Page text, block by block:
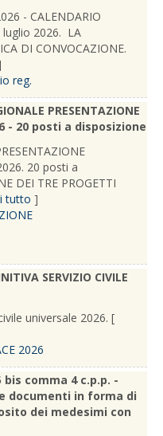
- CALENDARIO
luglio 2026. LA
DI CONVOCAZIONE.
reg.
PRESENTAZIONE
- 20 posti a disposizione
20 posti a
DEI TRE PROGETTI
tutto ]
SERVIZIO CIVILE
universale 2026. [
2026
comma 4 c.p.p. -
documenti in forma di
dei medesimi con